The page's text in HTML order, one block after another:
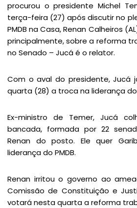
procurou o presidente Michel
terça-feira (27) após discutir no
PMDB na Casa, Renan Calheiros
principalmente, sobre a reforma
no Senado – Jucá é o relator.
Com o aval do presidente, Jucá
quarta (28) a troca na liderança do
Ex-ministro de Temer, Jucá
bancada, formada por 22
Renan do posto. Ele quer
liderança do PMDB.
Renan irritou o governo ao
Comissão de Constituição e
votará nesta quarta a reforma